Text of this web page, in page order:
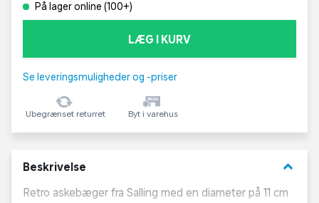
På lager online (100+)
LÆG I KURV
Se leveringsmuligheder og -priser
Ubegrænset returret Byt i varehus
Beskrivelse keyboard_arrow_down
Retro askebæger fra Salling med en diameter på 11 cm